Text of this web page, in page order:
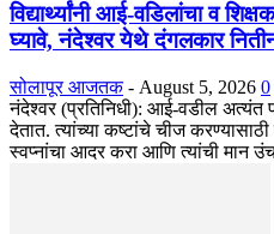
विद्यार्थ्यांनी आई-वडिलांचा व
घ्यावे, नंदेश्वर येथे दंगलकार
सोलापूर आजतक - August 5, 2026 0
नंदेश्वर (प्रतिनिधी): आई-वडील अत्यंत
देतात. त्यांच्या कष्टांचे चीज करण्यासाठी
स्वप्नांचा आदर करा आणि त्यांची मान